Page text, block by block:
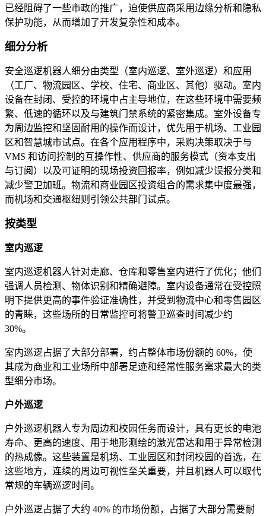
已经阻碍了一些市政的推广，迫使供应商采用边缘分析和隐私
保护功能，从而增加了开发复杂性和成本。
细分分析
安全巡逻机器人细分由类型（室内巡逻、室外巡逻）和应用
（工厂、物流园区、学校、住宅、商业区、其他）驱动。室内
设备在封闭、受控的环境中占主导地位，在这些环境中需要频
繁、低速的循环以及与建筑门禁系统的紧密集成。室外设备专
为周边监控和坚固耐用的操作而设计，优先用于机场、工业园
区和智慧城市试点。在各个应用程序中，采购决策取决于与
VMS 和访问控制的互操作性、供应商的服务模式（资本支出
与订阅）以及可证明的现场投资回报率，例如减少误报分类和
减少警卫加班。物流和商业园区投资组合的需求集中度最强，
而机场和交通枢纽则引领公共部门试点。
按类型
室内巡逻
室内巡逻机器人针对走廊、仓库和零售室内进行了优化；他们
强调人员检测、物体识别和精确避障。室内设备通常在受控照
明下提供更高的事件验证准确性，并受到物流中心和零售园区
的青睐，这些场所的日常监控可将警卫巡查时间减少约
30%。
室内巡逻占据了大部分部署，约占整体市场份额的 60%，使
其成为商业和工业场所中部署足迹和经常性服务需求最大的类
型细分市场。
户外巡逻
户外巡逻机器人专为周边和校园任务而设计，具有更长的电池
寿命、更高的速度、用于地形测绘的激光雷达和用于异常检测
的热成像。这些装置是机场、工业园区和封闭校园的首选，在
这些地方，连续的周边可视性至关重要，并且机器人可以取代
常规的车辆巡逻时间。
户外巡逻占据了大约 40% 的市场份额，占据了大部分需要耐